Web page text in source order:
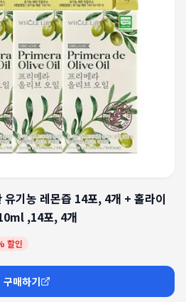
유기농 레몬즙 14포, 4개 + 홀라이
,14포, 4개
할인
구매하기